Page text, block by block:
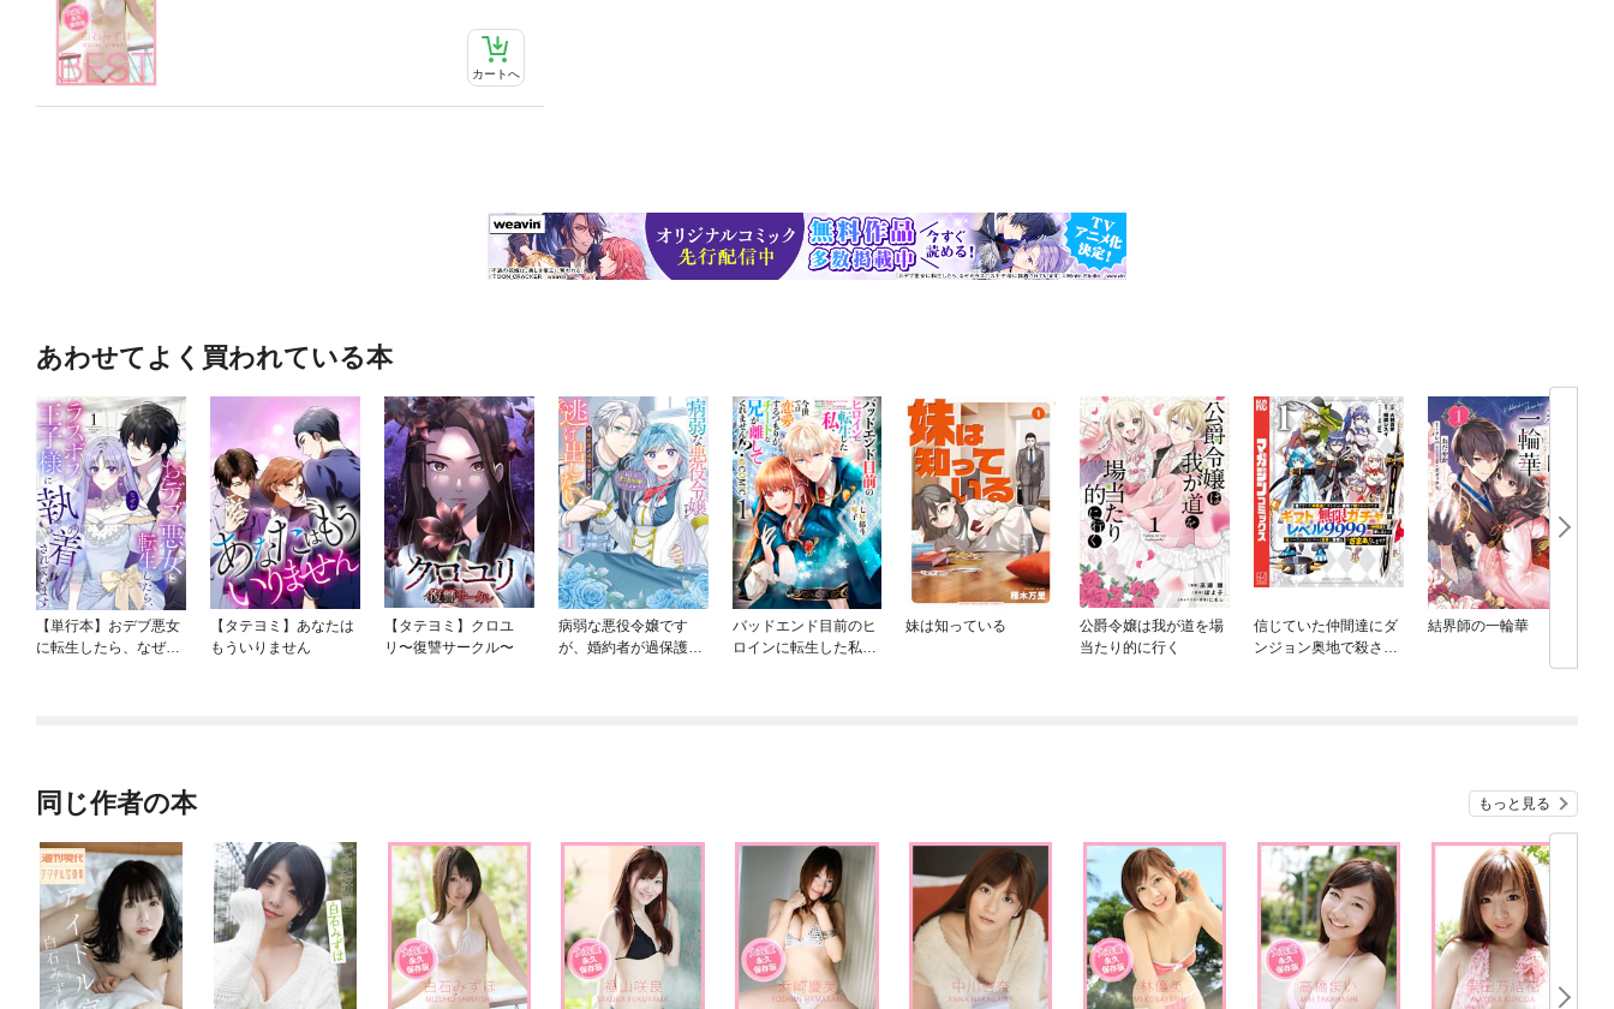
カートへ
あわせてよく買われている本
【単行本】おデブ悪女
に転生したら、なぜか
【タテヨミ】あなたは
もういりません
【タテヨミ】クロユ
リ〜復讐サークル〜
病弱な悪役令嬢です
が、婚約者が過保護す
バッドエンド目前のヒ
ロインに転生した私、
妹は知っている
公爵令嬢は我が道を場
当たり的に行く
信じていた仲間達にダ
ンジョン奥地で殺され
結界師の一輪華
同じ作者の本 もっと見る